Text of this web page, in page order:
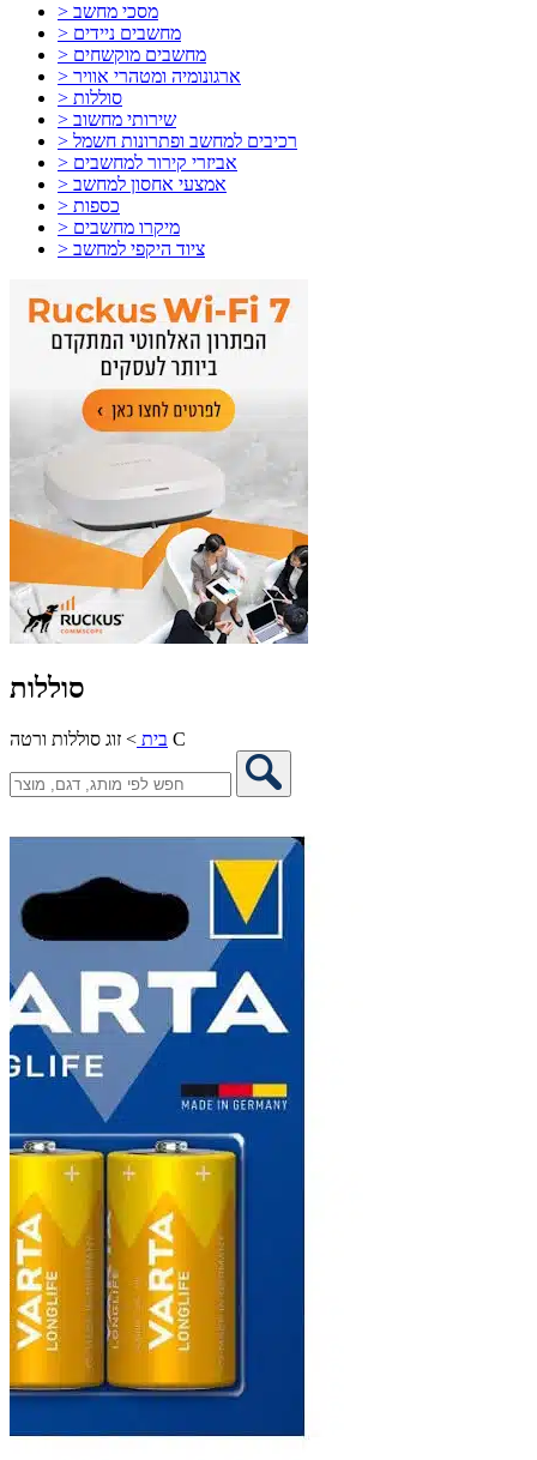
> מסכי מחשב
> מחשבים ניידים
> מחשבים מוקשחים
> ארגונומיה ומטהרי אוויר
> סוללות
> שירותי מחשוב
> רכיבים למחשב ופתרונות חשמל
> אביזרי קירור למחשבים
> אמצעי אחסון למחשב
> כספות
> מיקרו מחשבים
> ציוד היקפי למחשב
סוללות
בית > זוג סוללות ורטה C